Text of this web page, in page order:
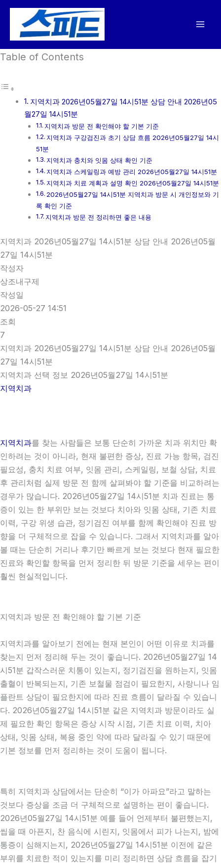
건
뛰
Table of Contents
지역치과 2026년05월27일 14시51분 상담 안내 2026년05
월27일 14시51분
지역치과 방문 전 확인해야 할 기본 기준
지역치과 구강검진과 초기 상담 흐름 2026년05월27일 14시
51분
지역치과 충치와 잇몸 상태 확인 기준
지역치과 스케일링과 예방 관리 2026년05월27일 14시51분
지역치과 치료 계획과 설명 확인 2026년05월27일 14시51분
2026년05월27일 14시51분 지역치과 방문 시 개인정보와 기
록 확인 기준
지역치과 방문 전 정리하면 좋은 내용
지역치과 2026년05월27일 14시51분 상담 안내 2026년05월
27일 14시51분
작성자
상조내구제
작성일
2026-05-27 14:51
조회
7
지역치과 2026년05월27일 14시51분 상담 안내 2026년05월
27일 14시51분
지역치과 선택 정보 2026년05월27일 14시51분
지역치과
지역치과를 찾는 사람들은 보통 단순히 가까운 치과 위치만 확
인하려는 것이 아니라, 현재 불편한 증상, 진료 가능 항목, 검진
필요성, 충치 치료 여부, 잇몸 관리, 스케일링, 보철 상담, 치료
후 관리처럼 실제 방문 전 함께 살펴봐야 할 기준을 비교하려는
경우가 많습니다. 2026년05월27일 14시51분 치과 진료는 통
증이 있는 한 부위만 보는 것보다 치아와 잇몸 상태, 기존 치료
이력, 구강 위생 습관, 정기검진 여부를 함께 확인해야 진료 방
향을 더 구체적으로 잡을 수 있습니다. 그래서 지역치과를 알아
볼 때는 단순히 거리나 후기만 빠르게 보는 것보다 현재 필요한
진료와 확인할 항목을 먼저 정리한 뒤 방문 기준을 세우는 편이
훨씬 현실적입니다.
지역치과 방문 전 확인해야 할 기본 기준
지역치과를 알아보기 전에는 현재 본인이 어떤 이유로 치과를
찾는지 먼저 정리해 두는 것이 좋습니다. 2026년05월27일 14
시51분 갑작스러운 치통이 있는지, 정기검진을 원하는지, 잇몸
출혈이 반복되는지, 기존 보철물 점검이 필요한지, 사랑니나 임
플란트 상담이 필요한지에 따라 진료 흐름이 달라질 수 있습니
다. 2026년05월27일 14시51분 같은 지역치과 방문이라도 실
제 필요한 확인 항목은 증상 시작 시점, 기존 치료 이력, 치아
상태, 잇몸 상태, 복용 중인 약에 따라 달라질 수 있기 때문에
기본 정보를 먼저 정리하는 것이 도움이 됩니다.
특히 지역치과 상담에서는 단순히 “이가 아파요”라고 말하는
것보다 증상을 조금 더 구체적으로 설명하는 편이 좋습니다.
2026년05월27일 14시51분 예를 들어 언제부터 불편했는지,
씹을 때 아픈지, 찬 음식에 시린지, 잇몸에서 피가 나는지, 밤에
통증이 심해지는지, 2026년05월27일 14시51분 이전에 같은
부위를 치료한 적이 있는지를 미리 정리하면 상담 흐름을 잡기